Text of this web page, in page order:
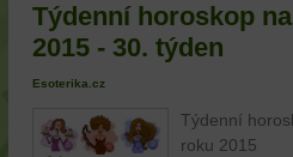
Týdenní horoskop
2015 - 30. týden
Esoterika.cz
Týdenní
roku 2015